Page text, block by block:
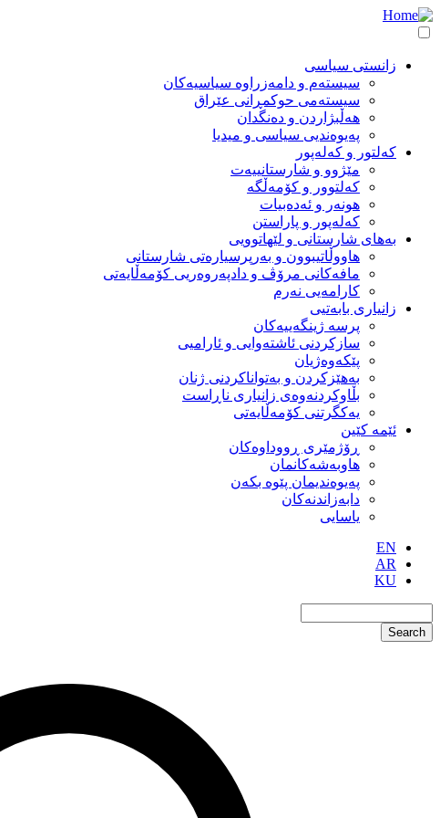
بڕۆ
بۆ
سەرەکی
navigation
زانستی سیاسی
سیستەم و دامەزراوە سیاسیەکان
سیستەمی حوکمڕانی عێراق
هەڵبژاردن و دەنگدان
پەیوەندیی سیاسی و میدیا
کەلتور و کەلەپور
مێژوو و شارستانییەت
کەلتوور و کۆمەڵگە
هونەر و ئەدەبیات
کەلەپور و پاراستن
بەهای شارستانی و لێهاتوویی
هاووڵاتیبوون و بەرپرسیارەتی شارستانی
مافەکانی مرۆڤ و دادپەروەریی کۆمەڵایەتی
کارامەیی نەرم
زانیاری بابەتیی
پرسە ژینگەییەکان
سازکردنی ئاشتەوایی و ئارامیی
پێکەوەژیان
بەهێزکردن و بەتواناکردنی ژنان
بڵاوکردنەوەی زانیاری ناڕاست
یەکگرتنی کۆمەڵایەتی
ئێمە کێین
ڕۆژمێری ڕووداوەکان
هاوبەشەکانمان
پەیوەندیمان پێوە بکەن
دابەزاندنەکان
یاسایی
EN
AR
KU